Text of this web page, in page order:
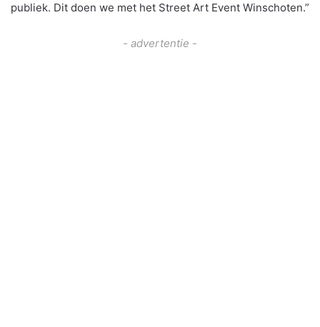
publiek. Dit doen we met het Street Art Event Winschoten.”
- advertentie -